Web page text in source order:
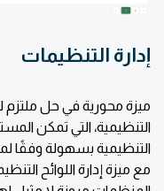
إدارة التنظيمات
ميزة محورية في حل ملتزم
التنظيمية، التي تمكن
التنظيمية بسهولة وفقًا
مع ميزة إدارة اللوائح